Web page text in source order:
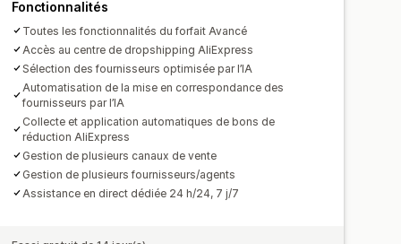
Fonctionnalités
Toutes les fonctionnalités du forfait Avancé
Accès au centre de dropshipping AliExpress
Sélection des fournisseurs optimisée par l’IA
Automatisation de la mise en correspondance des
fournisseurs par l’IA
Collecte et application automatiques de bons de
réduction AliExpress
Gestion de plusieurs canaux de vente
Gestion de plusieurs fournisseurs/agents
Assistance en direct dédiée 24 h/24, 7 j/7